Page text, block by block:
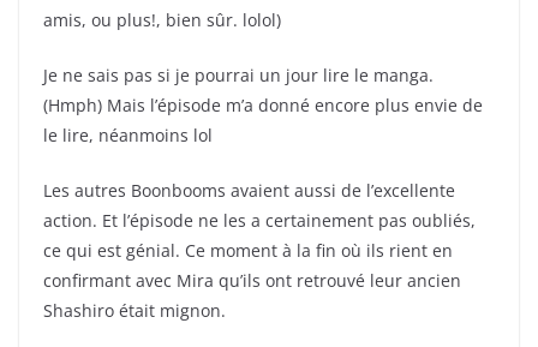
amis, ou plus!, bien sûr. lolol)
Je ne sais pas si je pourrai un jour lire le manga.
(Hmph) Mais l’épisode m’a donné encore plus envie de
le lire, néanmoins lol
Les autres Boonbooms avaient aussi de l’excellente
action. Et l’épisode ne les a certainement pas oubliés,
ce qui est génial. Ce moment à la fin où ils rient en
confirmant avec Mira qu’ils ont retrouvé leur ancien
Shashiro était mignon.